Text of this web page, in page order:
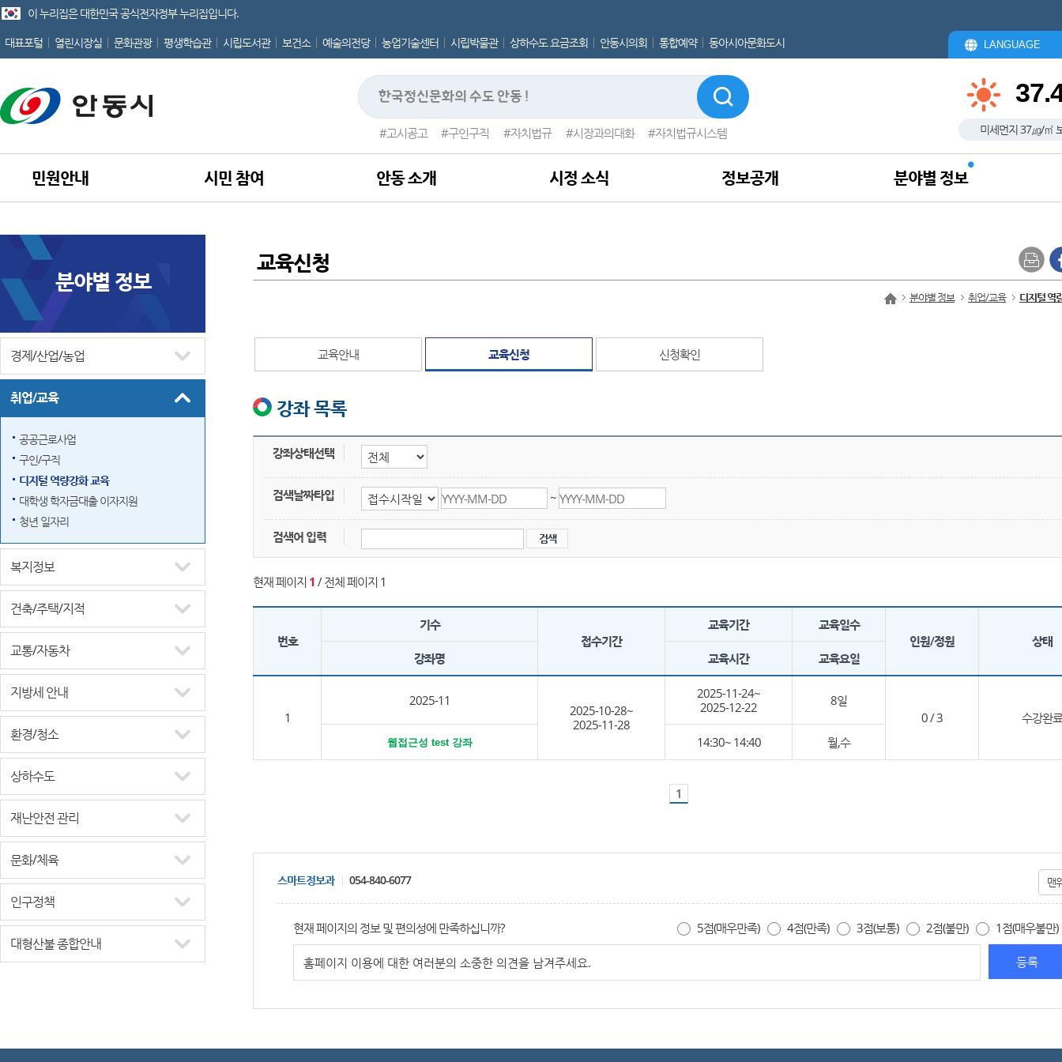
이 누리집은 대한민국 공식전자정부 누리집입니다.
대표포털
열린시장실 문화관광 평생학습관 시립도서관 보건소 예술의전당 농업기술센터 시립박물관 상하수도 요금조회 안동시의회 통합예약 동아시아문화도시 LANGUAGE
미세먼지37㎍/㎥
고시공고 구인구직 자치법규 시장과의대화 자치법규시스템
민원안내 시민 참여 안동 소개 시정 소식 정보공개 분야별 정보
분야별 정보
경제/산업/농업
취업/교육
공공근로사업
구인/구직
디지털 역량강화 교육
대학생 학자금대출 이자지원
청년 일자리
복지정보
건축/주택/지적
교통/자동차
지방세 안내
환경/청소
상하수도
재난안전 관리
문화/체육
인구정책
대형산불 종합안내
교육신청
분야별 정보 취업/교육 디지털 역
교육안내 교육신청 신청확인
강좌 목록
강좌상태선택
검색날짜타입 ~
검색어 입력
현재 페이지 1 / 전체 페이지 1
번호
기수
접수기간
교육기간
교육일수
인원/정원
상태
강좌명
교육시간 교육요일
1
2025-11
2025-10-28~
2025-11-28
2025-11-24~
2025-12-22
8일
0 / 3
수강완료
웹접근성 test 강좌 14:30~ 14:40 월,수
1
스마트정보과 054-840-6077 맨
현재 페이지의 정보 및 편의성에 만족하십니까? 5점(매우만족) 4점(만족) 3점(보통) 2점(불만) 1점(매우불만)